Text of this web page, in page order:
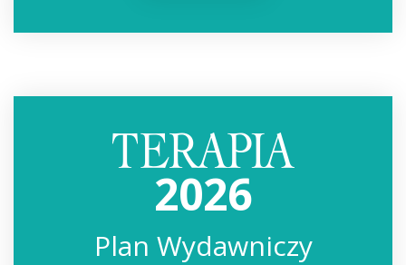
2026
Plan Wydawniczy